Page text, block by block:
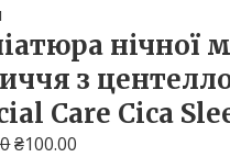
нічної
з
Care Cica
₴100.00